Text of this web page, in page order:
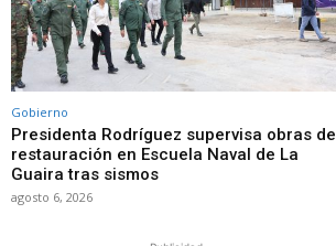
Gobierno
Presidenta Rodríguez supervisa obras de
restauración en Escuela Naval de La
Guaira tras sismos
agosto 6, 2026